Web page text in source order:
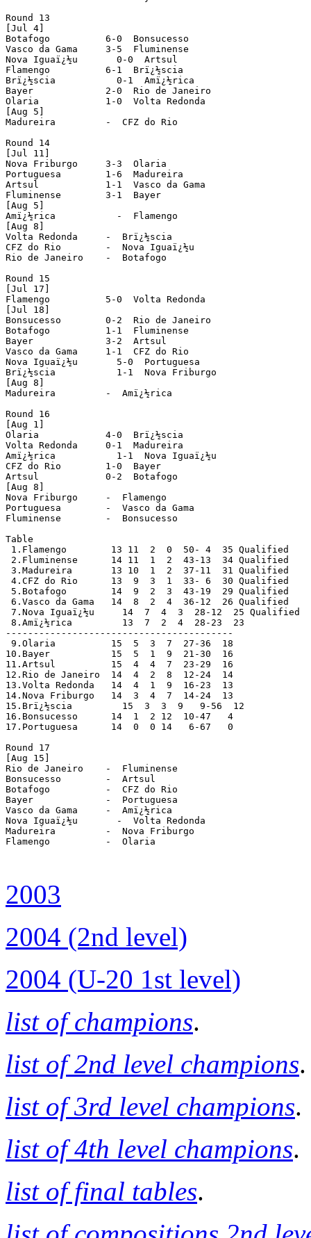
Round 13
[Jul 4]
Botafogo          6-0  Bonsucesso
Vasco da Gama     3-5  Fluminense
Nova Iguaï¿½u       0-0  Artsul
Flamengo          6-1  Brï¿½scia
Brï¿½scia           0-1  Amï¿½rica
Bayer             2-0  Rio de Janeiro
Olaria            1-0  Volta Redonda
[Aug 5]
Madureira         -  CFZ do Rio
Round 14
[Jul 11]
Nova Friburgo     3-3  Olaria
Portuguesa        1-6  Madureira
Artsul            1-1  Vasco da Gama
Fluminense        3-1  Bayer
[Aug 5]
Amï¿½rica           -  Flamengo
[Aug 8]
Volta Redonda     -  Brï¿½scia
CFZ do Rio        -  Nova Iguaï¿½u
Rio de Janeiro    -  Botafogo
Round 15
[Jul 17]
Flamengo          5-0  Volta Redonda
[Jul 18]
Bonsucesso        0-2  Rio de Janeiro
Botafogo          1-1  Fluminense
Bayer             3-2  Artsul
Vasco da Gama     1-1  CFZ do Rio
Nova Iguaï¿½u       5-0  Portuguesa
Brï¿½scia           1-1  Nova Friburgo
[Aug 8]
Madureira         -  Amï¿½rica
Round 16
[Aug 1]
Olaria            4-0  Brï¿½scia
Volta Redonda     0-1  Madureira
Amï¿½rica           1-1  Nova Iguaï¿½u
CFZ do Rio        1-0  Bayer
Artsul            0-2  Botafogo
[Aug 8]
Nova Friburgo     -  Flamengo
Portuguesa        -  Vasco da Gama
Fluminense        -  Bonsucesso
Table
1.Flamengo        13 11  2  0  50- 4  35 Qualified
2.Fluminense      14 11  1  2  43-13  34 Qualified
3.Madureira       13 10  1  2  37-11  31 Qualified
4.CFZ do Rio      13  9  3  1  33- 6  30 Qualified
5.Botafogo        14  9  2  3  43-19  29 Qualified
6.Vasco da Gama   14  8  2  4  36-12  26 Qualified
7.Nova Iguaï¿½u     14  7  4  3  28-12  25 Qualified
8.Amï¿½rica         13  7  2  4  28-23  23
-----------------------------------------
9.Olaria          15  5  3  7  27-36  18
10.Bayer           15  5  1  9  21-30  16
11.Artsul          15  4  4  7  23-29  16
12.Rio de Janeiro  14  4  2  8  12-24  14
13.Volta Redonda   14  4  1  9  16-23  13
14.Nova Friburgo   14  3  4  7  14-24  13
15.Brï¿½scia         15  3  3  9   9-56  12
16.Bonsucesso      14  1  2 12  10-47   4
17.Portuguesa      14  0  0 14   6-67   0
Round 17
[Aug 15]
Rio de Janeiro    -  Fluminense
Bonsucesso        -  Artsul
Botafogo          -  CFZ do Rio
Bayer             -  Portuguesa
Vasco da Gama     -  Amï¿½rica
Nova Iguaï¿½u       -  Volta Redonda
Madureira         -  Nova Friburgo
Flamengo          -  Olaria
2003
2004 (2nd level)
2004 (U-20 1st level)
list of champions.
list of 2nd level champions.
list of 3rd level champions.
list of 4th level champions.
list of final tables.